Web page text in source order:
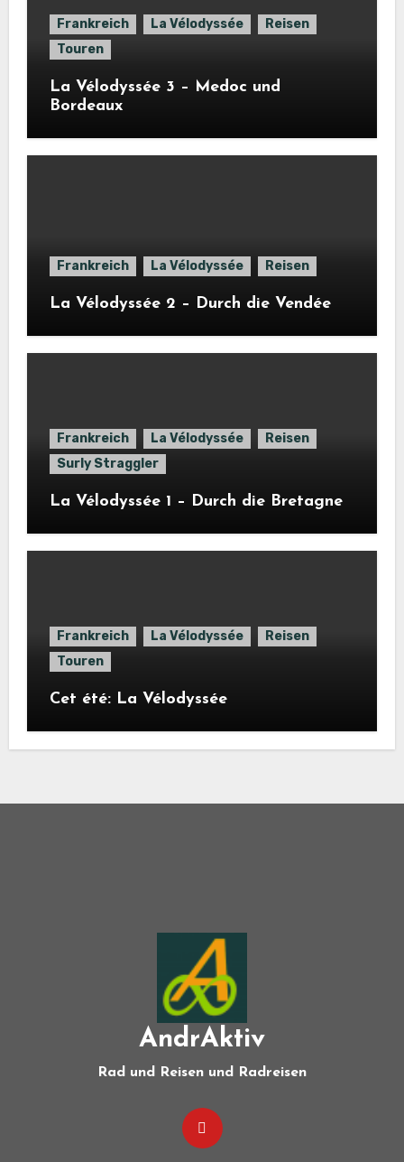
Frankreich La Vélodyssée
Reisen
Touren
La Vélodyssée 3 – Medoc und
Bordeaux
Frankreich La Vélodyssée Reisen
La Vélodyssée 2 – Durch die Vendée
Frankreich La Vélodyssée
Reisen
Surly Straggler
La Vélodyssée 1 – Durch die Bretagne
Frankreich La Vélodyssée
Reisen
Touren
Cet été: La Vélodyssée
AndrAktiv
Rad und Reisen und Radreisen